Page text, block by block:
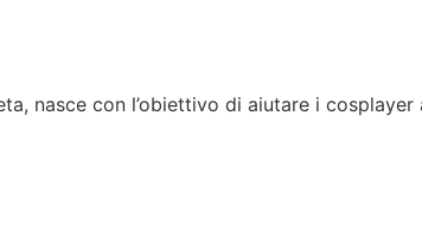
nasce con l’obiettivo di aiutare i